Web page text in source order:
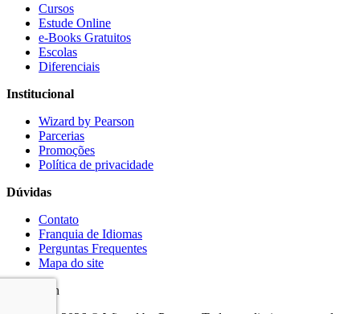
Cursos
Estude Online
e-Books Gratuitos
Escolas
Diferenciais
Institucional
Wizard by Pearson
Parcerias
Promoções
Política de privacidade
Dúvidas
Contato
Franquia de Idiomas
Perguntas Frequentes
Mapa do site